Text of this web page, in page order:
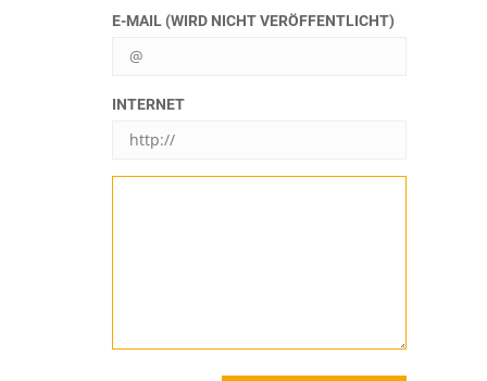
E-MAIL (WIRD NICHT VERÖFFENTLICHT)
INTERNET